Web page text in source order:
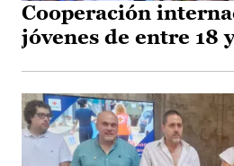
Cooperación
jóvenes de entre 18